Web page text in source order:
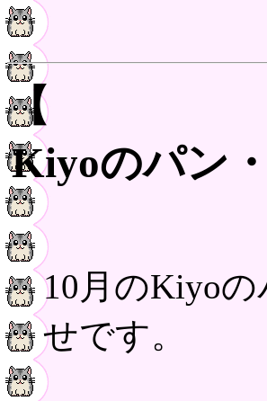
【
Kiyoのパン
10月のKiyo
せです。